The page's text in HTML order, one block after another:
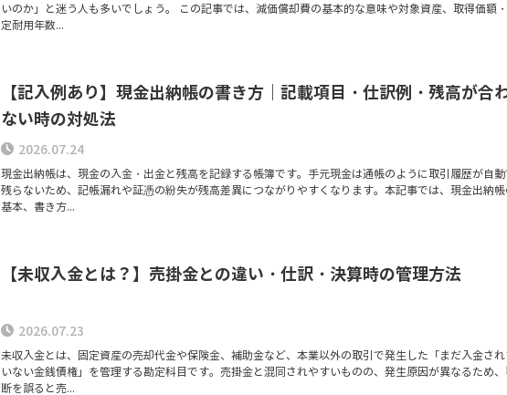
いのか」と迷う人も多いでしょう。 この記事では、減価償却費の基本的な意味や対象資産、取得価額
定耐用年数...
【記入例あり】現金出納帳の書き方｜記載項目・仕訳例・残高が合
ない時の対処法
2026.07.24
現金出納帳は、現金の入金・出金と残高を記録する帳簿です。手元現金は通帳のように取引履歴が自動
残らないため、記帳漏れや証憑の紛失が残高差異につながりやすくなります。本記事では、現金出納帳
基本、書き方...
【未収入金とは？】売掛金との違い・仕訳・決算時の管理方法
2026.07.23
未収入金とは、固定資産の売却代金や保険金、補助金など、本業以外の取引で発生した「まだ入金され
いない金銭債権」を管理する勘定科目です。売掛金と混同されやすいものの、発生原因が異なるため、
断を誤ると売...